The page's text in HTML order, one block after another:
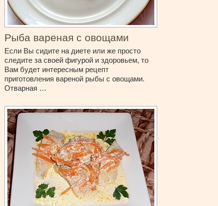
Рыба вареная с овощами
Если Вы сидите на диете или же просто
следите за своей фигурой и здоровьем, то
Вам будет интересным рецепт
приготовления вареной рыбы с овощами.
Отварная …